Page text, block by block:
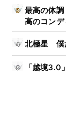
最高の体
高のコン
北極星 僕
「越境3.0